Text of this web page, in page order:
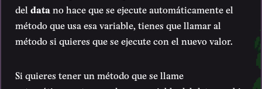
del data no hace que se ejecute automáticamente el
método que usa esa variable, tienes que llamar al
método si quieres que se ejecute con el nuevo valor.
Si quieres tener un método que se llame